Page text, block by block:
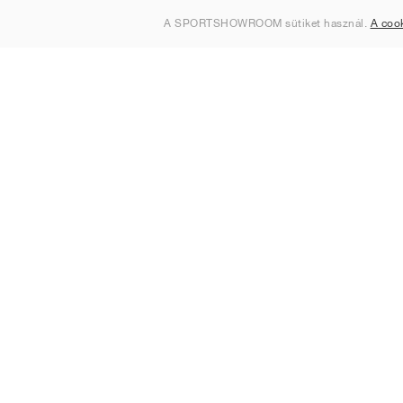
A SPORTSHOWROOM sütiket használ. A
Kapcsolat